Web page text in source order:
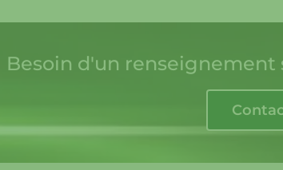
Besoin d'un renseignement